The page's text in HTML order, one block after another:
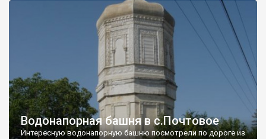
Водонапорная башня в с.Почтовое
Интересную водонапорную башню посмотрели по дороге из